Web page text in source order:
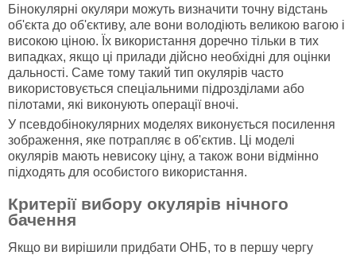
Бінокулярні окуляри можуть визначити точну відстань
об'єкта до об'єктиву, але вони володіють великою вагою і
високою ціною. Їх використання доречно тільки в тих
випадках, якщо ці прилади дійсно необхідні для оцінки
дальності. Саме тому такий тип окулярів часто
використовується спеціальними підрозділами або
пілотами, які виконують операції вночі.
У псевдобінокулярних моделях виконується посилення
зображення, яке потрапляє в об'єктив. Ці моделі
окулярів мають невисоку ціну, а також вони відмінно
підходять для особистого використання.
Критерії вибору окулярів нічного
бачення
Якщо ви вирішили придбати ОНБ, то в першу чергу